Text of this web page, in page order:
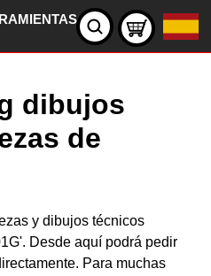
dibujos
de
y dibujos técnicos
Desde aquí podrá pedir
Para muchas